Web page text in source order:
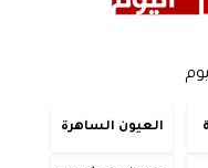
العيون الساهرة